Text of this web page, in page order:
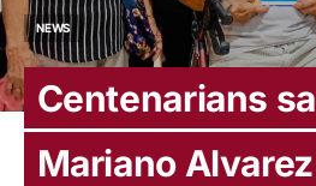
NEWS
Centenarians
Mariano